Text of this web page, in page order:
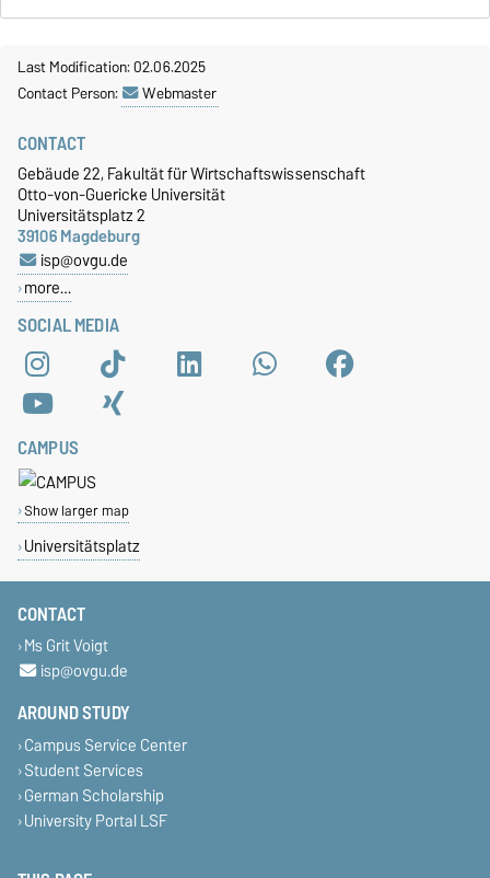
Last Modification: 02.06.2025
Contact Person:
Webmaster
SOCIAL MEDIA
CONTACT
Gebäude 22, Fakultät für Wirtschaftswissenschaft
Otto-von-Guericke Universität
Universitätsplatz 2
39106 Magdeburg
isp@ovgu.de
more…
CAMPUS
Show larger map
Universitätsplatz
CONTACT
Ms Grit Voigt
isp@ovgu.de
AROUND STUDY
Campus Service Center
Student Services
German Scholarship
University Portal LSF